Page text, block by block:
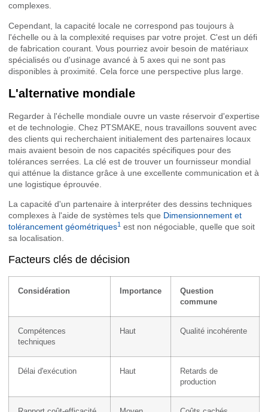
complexes.
Cependant, la capacité locale ne correspond pas toujours à
l'échelle ou à la complexité requises par votre projet. C'est un défi
de fabrication courant. Vous pourriez avoir besoin de matériaux
spécialisés ou d'usinage avancé à 5 axes qui ne sont pas
disponibles à proximité. Cela force une perspective plus large.
L'alternative mondiale
Regarder à l'échelle mondiale ouvre un vaste réservoir d'expertise
et de technologie. Chez PTSMAKE, nous travaillons souvent avec
des clients qui recherchaient initialement des partenaires locaux
mais avaient besoin de nos capacités spécifiques pour des
tolérances serrées. La clé est de trouver un fournisseur mondial
qui atténue la distance grâce à une excellente communication et à
une logistique éprouvée.
La capacité d'un partenaire à interpréter des dessins techniques
complexes à l'aide de systèmes tels que Dimensionnement et
tolérancement géométriques1 est non négociable, quelle que soit
sa localisation.
Facteurs clés de décision
Considération Importance
Question
commune
Compétences
techniques
Haut Qualité incohérente
Délai d'exécution Haut
Retards de
production